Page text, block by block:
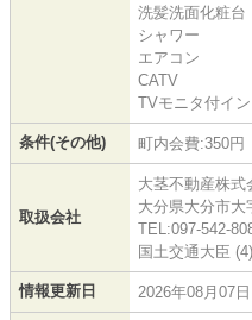
洗髪洗面化粧台
シャワー
エアコン
CATV
TVモニタ付イ
条件(その他) 町内会費:350円
取扱会社
大茎不動産株
大分県大分市大
TEL:097-542-
国土交通大臣
情報更新日 2026年08月07日